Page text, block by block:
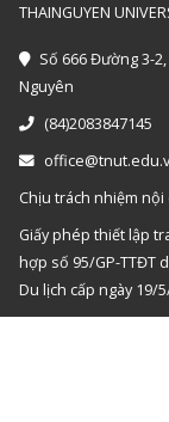
THAINGUYEN
Số 666 Đường 3-
Nguyên
(84)2083847145
Chịu trách nhiệm nội
Giấy phép thiết lập
hợp số 95/GP-TTĐT
Du lịch cấp ngày 19/